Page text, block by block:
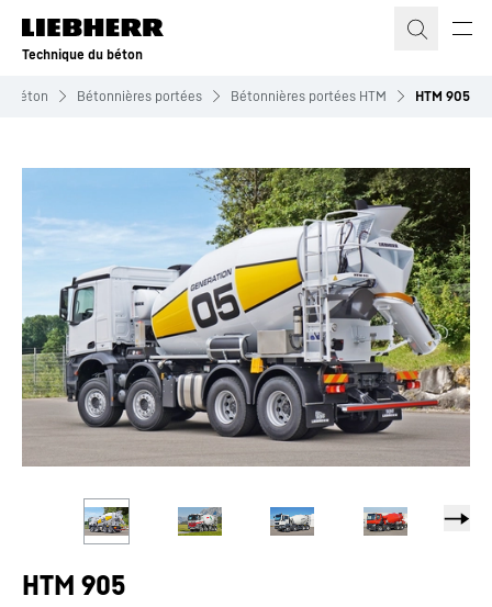
Technique du béton
béton Bétonnières portées Bétonnières portées HTM HTM 905
HTM 905